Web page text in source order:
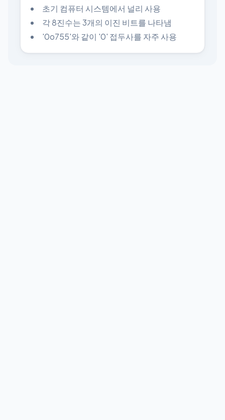
초기 컴퓨터 시스템에서 널리 사용
각 8진수는 3개의 이진 비트를 나타냄
'0o755'와 같이 '0' 접두사를 자주 사용